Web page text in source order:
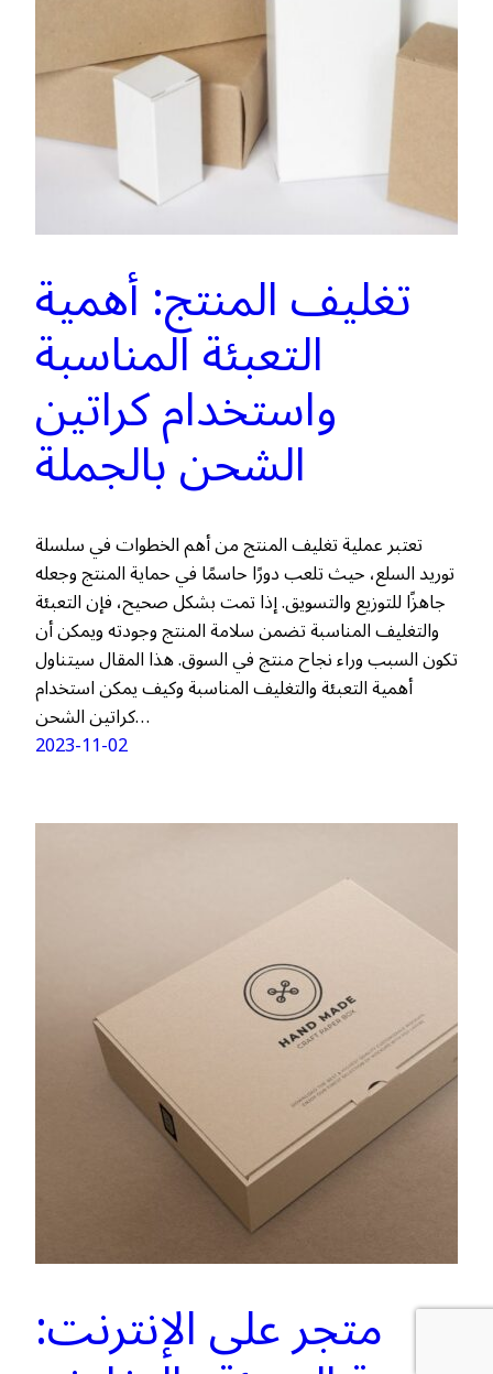
تغليف المنتج: أهمية
التعبئة المناسبة
واستخدام كراتين
الشحن بالجملة
تعتبر عملية تغليف المنتج من أهم الخطوات في سلسلة
توريد السلع، حيث تلعب دورًا حاسمًا في حماية المنتج وجعله
جاهزًا للتوزيع والتسويق. إذا تمت بشكل صحيح، فإن التعبئة
والتغليف المناسبة تضمن سلامة المنتج وجودته ويمكن أن
تكون السبب وراء نجاح منتج في السوق. هذا المقال سيتناول
أهمية التعبئة والتغليف المناسبة وكيف يمكن استخدام
كراتين الشحن…
2023-11-02
متجر على الإنترنت: